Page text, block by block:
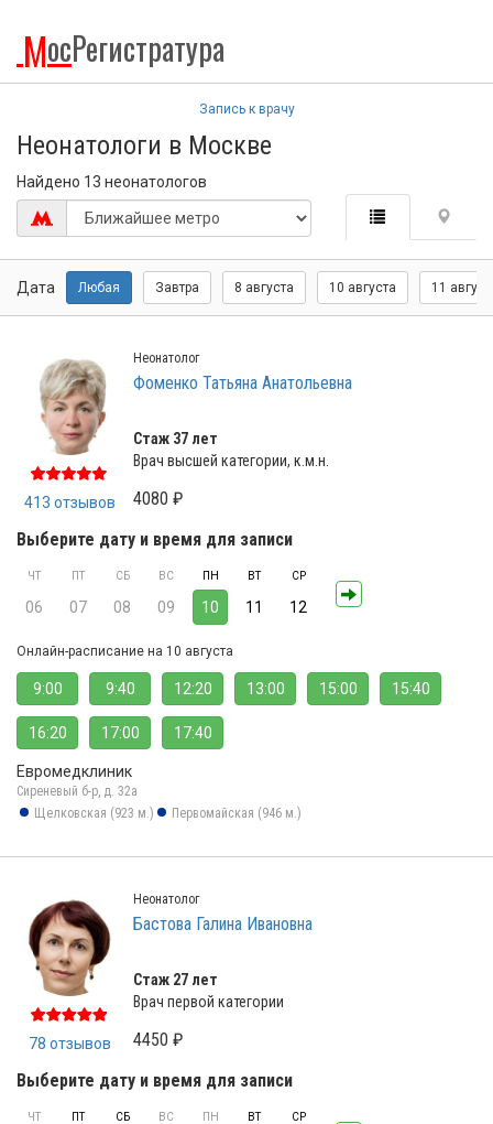
МосРегистратура
Запись к врачу
Неонатологи в Москве
Найдено 13 неонатологов
Дата Любая Завтра 8 августа 10 августа 11
413 отзывов
Неонатолог
Фоменко Татьяна Анатольевна
Стаж 37 лет
Врач высшей категории, к.м.н.
4080 ₽
Выберите дату и время для записи
ЧТ
06
ПТ
07
СБ
08
ВС
09
ПН
10
ВТ
11
СР
12
Онлайн-расписание на 10 августа
9:00 9:40 12:20 13:00 15:00 15:40
16:20 17:00 17:40
Евромедклиник
Сиреневый б-р, д. 32а
Щелковская (923 м.)
Первомайская (946 м.)
78 отзывов
Неонатолог
Бастова Галина Ивановна
Стаж 27 лет
Врач первой категории
4450 ₽
Выберите дату и время для записи
ЧТ ПТ СБ ВС ПН ВТ СР